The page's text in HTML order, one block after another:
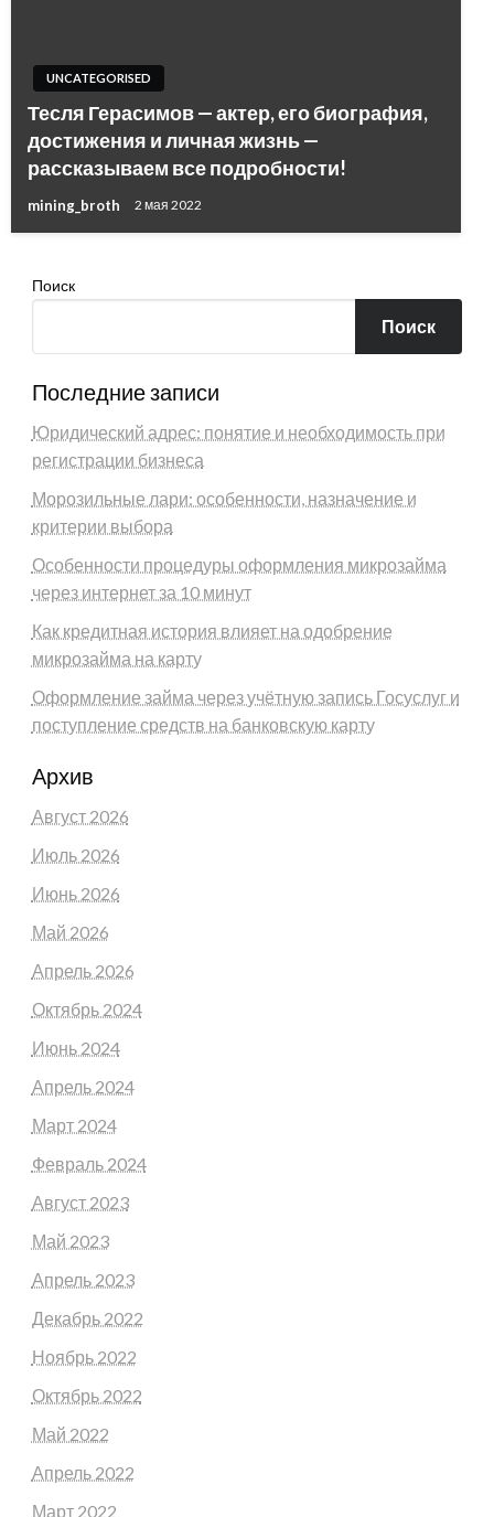
UNCATEGORISED
Тесля Герасимов — актер, его биография,
достижения и личная жизнь —
рассказываем все подробности!
mining_broth 2 мая 2022
Поиск
Поиск
Последние записи
Юридический адрес: понятие и необходимость при
регистрации бизнеса
Морозильные лари: особенности, назначение и
критерии выбора
Особенности процедуры оформления микрозайма
через интернет за 10 минут
Как кредитная история влияет на одобрение
микрозайма на карту
Оформление займа через учётную запись Госуслуг и
поступление средств на банковскую карту
Архив
Август 2026
Июль 2026
Июнь 2026
Май 2026
Апрель 2026
Октябрь 2024
Июнь 2024
Апрель 2024
Март 2024
Февраль 2024
Август 2023
Май 2023
Апрель 2023
Декабрь 2022
Ноябрь 2022
Октябрь 2022
Май 2022
Апрель 2022
Март 2022